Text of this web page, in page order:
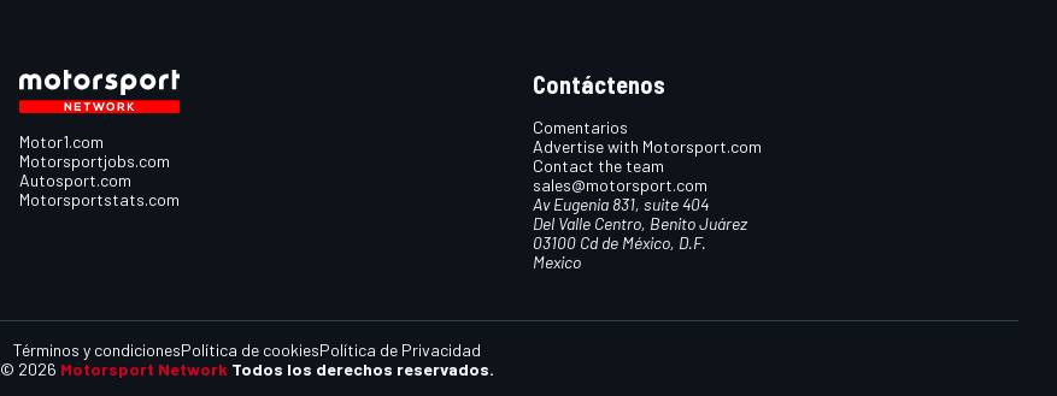
Motor1.com
Motorsportjobs.com
Autosport.com
Motorsportstats.com
Contáctenos
Comentarios
Advertise with Motorsport.com
Contact the team
sales@motorsport.com
Av Eugenia 831, suite 404
Del Valle Centro, Benito Juárez
03100 Cd de México, D.F.
Mexico
© 2026 Motorsport Network Todos los derechos reservados.
Términos y condicionesPolítica de cookiesPolítica de Privacidad